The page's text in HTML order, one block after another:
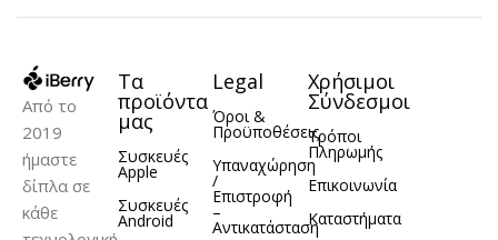
Από το
2019
ήμαστε
δίπλα σε
κάθε
Τα
προϊόντα
μας
Συσκευές
Apple
Συσκευές
Android
Legal
Όροι &
Προϋποθέσεις
Υπαναχώρηση
/
Επιστροφή
–
Αντικατάσταση
Χρήσιμοι
Σύνδεσμοι
Τρόποι
Πληρωμής
Επικοινωνία
Καταστήματα